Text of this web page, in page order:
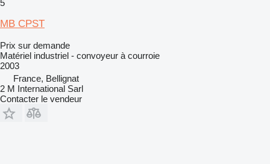
5
MB CPST
Prix sur demande
Matériel industriel - convoyeur à courroie
2003
France, Bellignat
2 M International Sarl
Contacter le vendeur